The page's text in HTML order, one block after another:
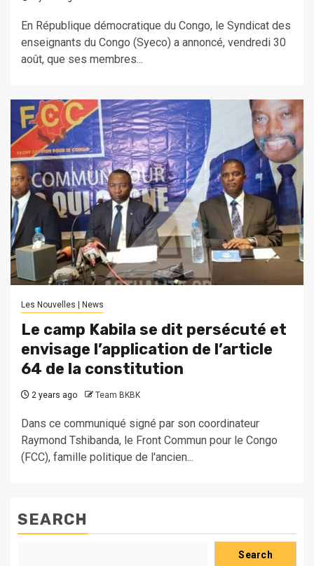
En République démocratique du Congo, le Syndicat des
enseignants du Congo (Syeco) a annoncé, vendredi 30
août, que ses membres...
Les Nouvelles | News
Le camp Kabila se dit persécuté et
envisage l’application de l’article
64 de la constitution
2 years ago Team BKBK
Dans ce communiqué signé par son coordinateur
Raymond Tshibanda, le Front Commun pour le Congo
(FCC), famille politique de l'ancien...
SEARCH
Search